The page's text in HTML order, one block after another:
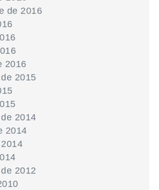
de 2016
2016
2015
2014
2014
2012